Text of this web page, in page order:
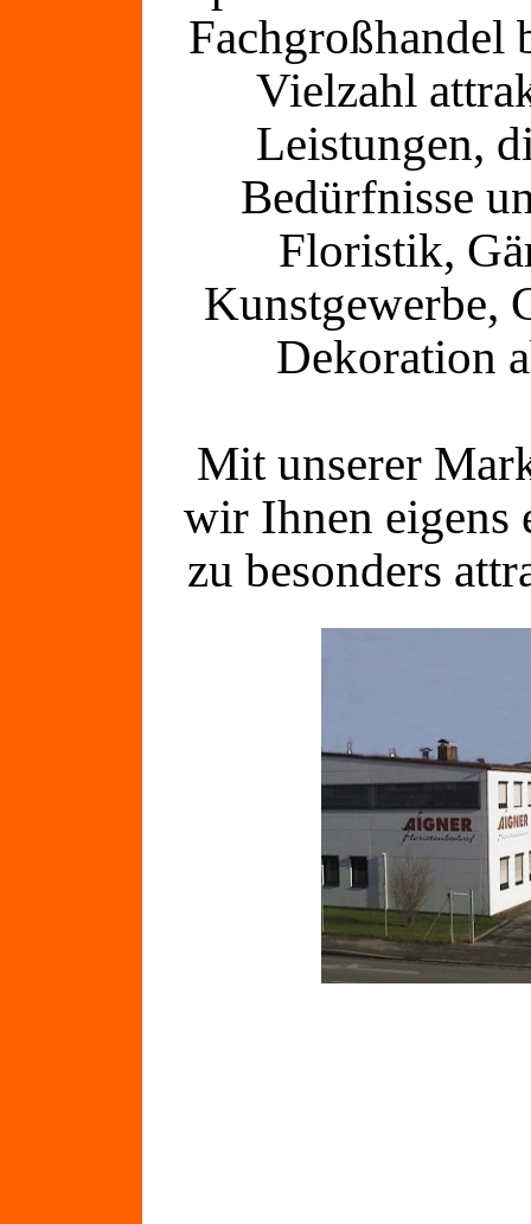
Fachgroßhandel
Vielzahl
Leistungen,
Bedürfnisse
Floristik,
Kunstgewerbe,
Dekoration
Mit unserer
wir Ihnen eigens
zu besonders